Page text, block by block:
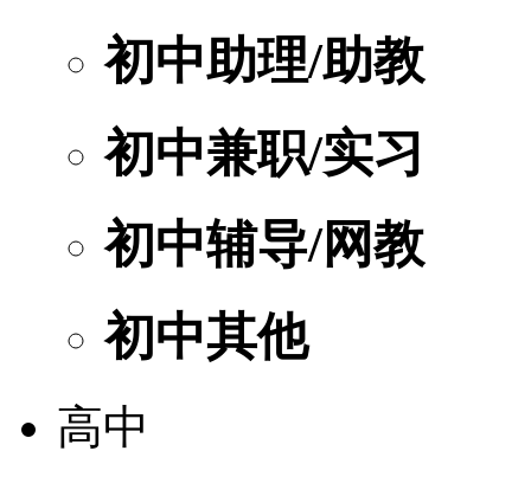
初中助理/助教
初中兼职/实习
初中辅导/网教
初中其他
高中